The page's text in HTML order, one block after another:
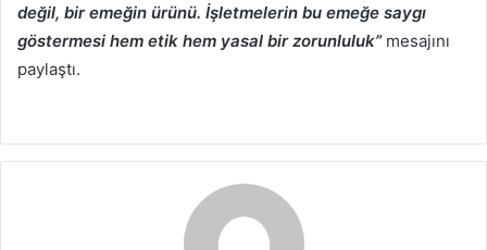
değil, bir emeğin ürünü. İşletmelerin bu emeğe saygı
göstermesi hem etik hem yasal bir zorunluluk” mesajını
paylaştı.